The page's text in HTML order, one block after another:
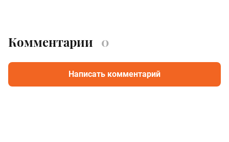
Комментарии 0
Написать комментарий